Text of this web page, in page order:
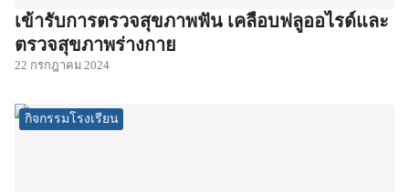
เข้ารับการตรวจสุขภาพฟัน เคลือบฟลูออไรด์และ
ตรวจสุขภาพร่างกาย
22 กรกฎาคม 2024
กิจกรรมโรงเรียน